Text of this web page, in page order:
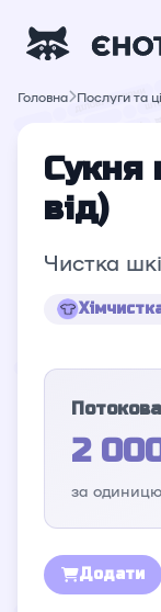
Головна Послуги та
Сукня
від)
Чистка
2
за одиницю
Додати